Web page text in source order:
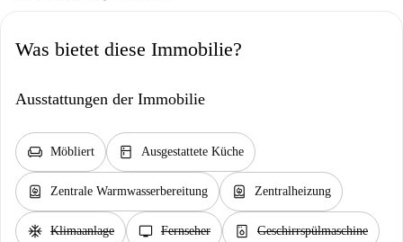
Was bietet diese Immobilie?
Ausstattungen der Immobilie
chair Möbliert kitchen Ausgestattete Küche
water_heater Zentrale Warmwasserbereitung water_heater Zentralheizung
ac_unit Klimaanlage tv Fernseher dishwasher_gen Geschirrspülmaschine